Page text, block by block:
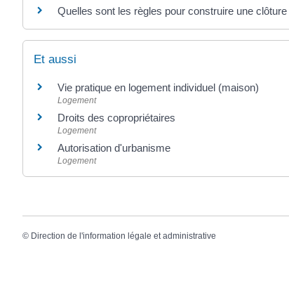
Quelles sont les règles pour construire une clôture
Et aussi
Vie pratique en logement individuel (maison)
Logement
Droits des copropriétaires
Logement
Autorisation d'urbanisme
Logement
© Direction de l'information légale et administrative